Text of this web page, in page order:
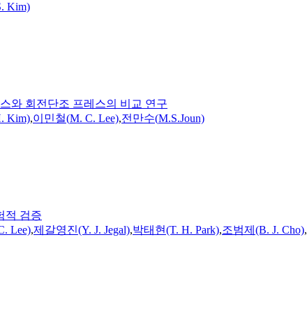
Kim)
와 회전단조 프레스의 비교 연구
Kim),이민철(M. C. Lee),전만수(M.S.Joun)
적 검증
Lee),제갈영진(Y. J. Jegal),박태현(T. H. Park),조범제(B. J. Cho),